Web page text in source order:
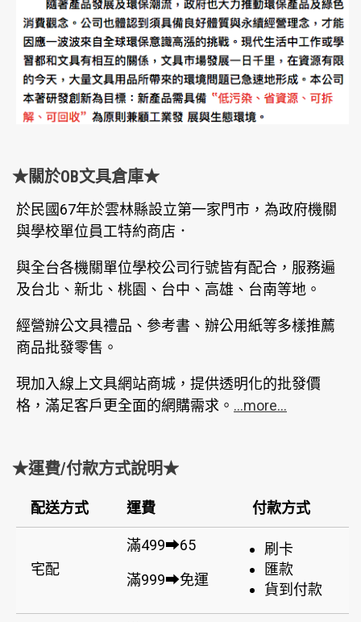
★關於OB文具倉庫★
於民國67年於雲林縣設立第一家門市，為政府機關
與學校單位員工特約商店．
與全台各機關單位學校公司行號皆有配合，服務遍
及台北、新北、桃園、台中、高雄、台南等地。
經營辦公文具禮品、參考書、辦公用紙等多樣推薦
商品批發零售。
現加入線上文具網站商城，提供透明化的批發價
格，滿足客戶更全面的網購需求。 ...more...
★運費/付款方式說明★
配送方式 運費 付款方式
宅配
滿499➡65
滿999➡免運
刷卡
匯款
貨到付款